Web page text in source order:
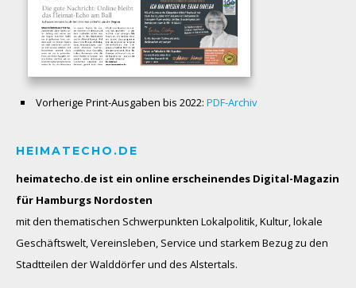
Vorherige Print-Ausgaben bis 2022: PDF-Archiv
HEIMATECHO.DE
heimatecho.de ist ein online erscheinendes Digital-Magazin
für Hamburgs Nordosten
mit den thematischen Schwerpunkten Lokalpolitik, Kultur, lokale
Geschäftswelt, Vereinsleben, Service und starkem Bezug zu den
Stadtteilen der Walddörfer und des Alstertals.